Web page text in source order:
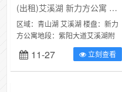
(出租)艾溪湖 新力方公寓 写字楼 40平米
区域：青山湖 艾溪湖 楼盘：新力
方公寓地段：紫阳大道艾溪湖附
近类别：写字楼面积：40㎡价
格：1800元/月本人因公司转
型，...
11-27 立刻查看